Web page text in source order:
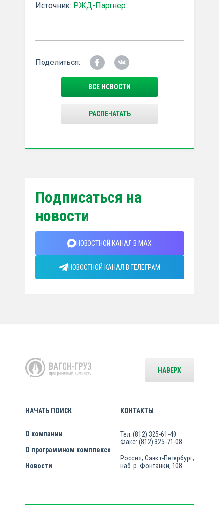
Источник: РЖД-Партнер
Поделиться:
ВСЕ НОВОСТИ
РАСПЕЧАТАТЬ
Подписаться на
новости
НОВОСТНОЙ КАНАЛ В MAX
НОВОСТНОЙ КАНАЛ В ТЕЛЕГРАМ
НАЧАТЬ ПОИСК
О компании
О программном комплексе
Новости
КОНТАКТЫ
Тел: (812) 325-61-40
Факс: (812) 325-71-08
Россия, Санкт-Петербург,
наб. р. Фонтанки, 108
НАВЕРХ